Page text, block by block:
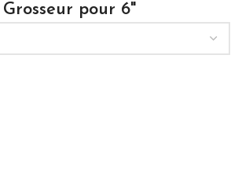
pour 6"